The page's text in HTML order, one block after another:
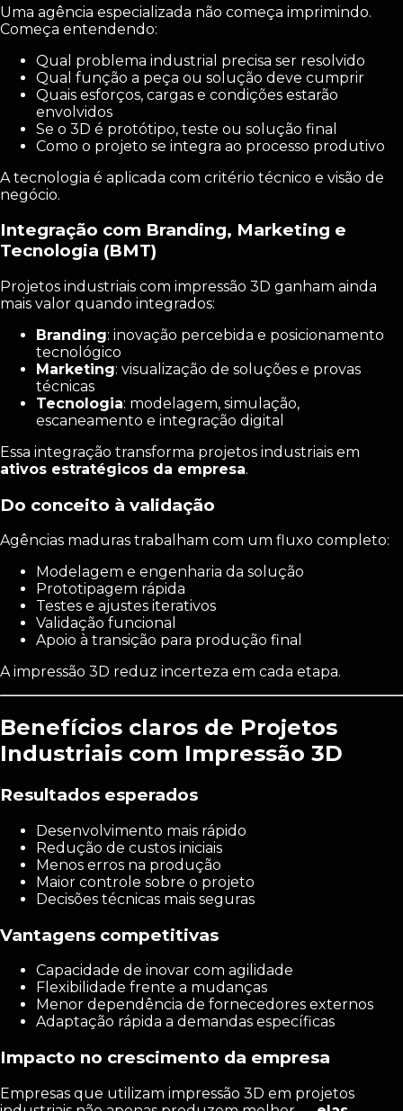
Uma agência especializada não começa imprimindo.
Começa entendendo:
Qual problema industrial precisa ser resolvido
Qual função a peça ou solução deve cumprir
Quais esforços, cargas e condições estarão
envolvidos
Se o 3D é protótipo, teste ou solução final
Como o projeto se integra ao processo produtivo
A tecnologia é aplicada com critério técnico e visão de
negócio.
Integração com Branding, Marketing e
Tecnologia (BMT)
Projetos industriais com impressão 3D ganham ainda
mais valor quando integrados:
Branding: inovação percebida e posicionamento
tecnológico
Marketing: visualização de soluções e provas
técnicas
Tecnologia: modelagem, simulação,
escaneamento e integração digital
Essa integração transforma projetos industriais em
ativos estratégicos da empresa.
Do conceito à validação
Agências maduras trabalham com um fluxo completo:
Modelagem e engenharia da solução
Prototipagem rápida
Testes e ajustes iterativos
Validação funcional
Apoio à transição para produção final
A impressão 3D reduz incerteza em cada etapa.
Benefícios claros de Projetos
Industriais com Impressão 3D
Resultados esperados
Desenvolvimento mais rápido
Redução de custos iniciais
Menos erros na produção
Maior controle sobre o projeto
Decisões técnicas mais seguras
Vantagens competitivas
Capacidade de inovar com agilidade
Flexibilidade frente a mudanças
Menor dependência de fornecedores externos
Adaptação rápida a demandas específicas
Impacto no crescimento da empresa
Empresas que utilizam impressão 3D em projetos